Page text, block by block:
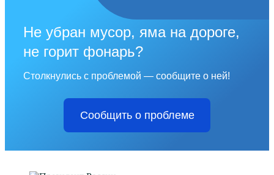
Не убран мусор, яма на дороге,
не горит фонарь?
Столкнулись с проблемой — сообщите о ней!
Сообщить о проблеме